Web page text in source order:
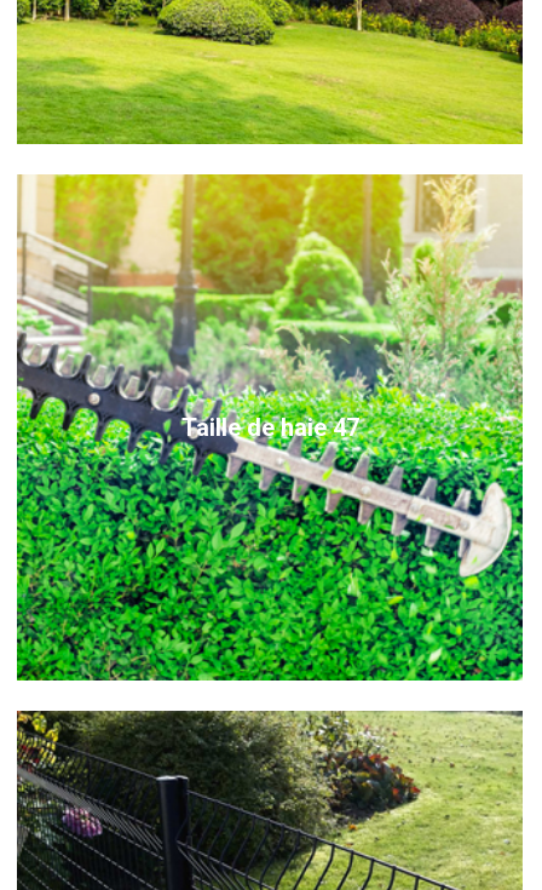
Taille de haie 47